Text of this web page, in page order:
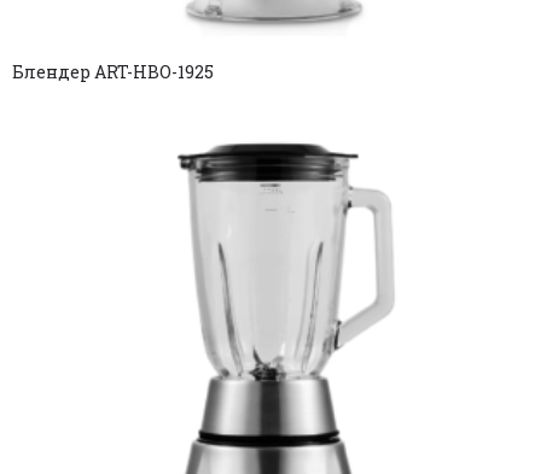
Блендер ART-HBО-1925